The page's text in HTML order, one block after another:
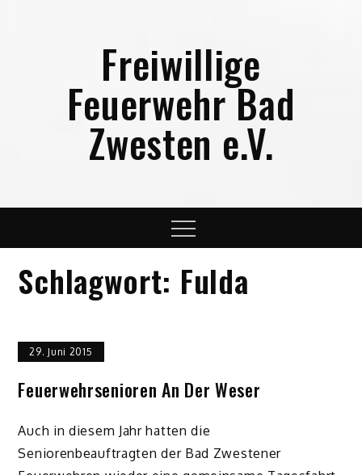
Freiwillige
Feuerwehr Bad
Zwesten e.V.
Menu
Schlagwort: Fulda
29. Juni 2015
Feuerwehrsenioren An Der Weser
Auch in diesem Jahr hatten die
Seniorenbeauftragten der Bad Zwestener